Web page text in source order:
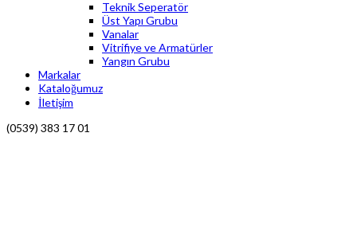
Teknik Seperatör
Üst Yapı Grubu
Vanalar
Vitrifiye ve Armatürler
Yangın Grubu
Markalar
Kataloğumuz
İletişim
(0539) 383 17 01